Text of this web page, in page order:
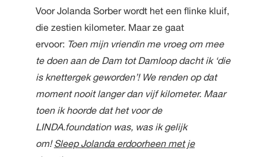
Voor Jolanda Sorber wordt het een flinke kluif,
die zestien kilometer. Maar ze gaat
ervoor: Toen mijn vriendin me vroeg om mee
te doen aan de Dam tot Damloop dacht ik ‘die
is knettergek geworden’! We renden op dat
moment nooit langer dan vijf kilometer. Maar
toen ik hoorde dat het voor de
LINDA.foundation was, was ik gelijk
om!Sleep Jolanda erdoorheen met je